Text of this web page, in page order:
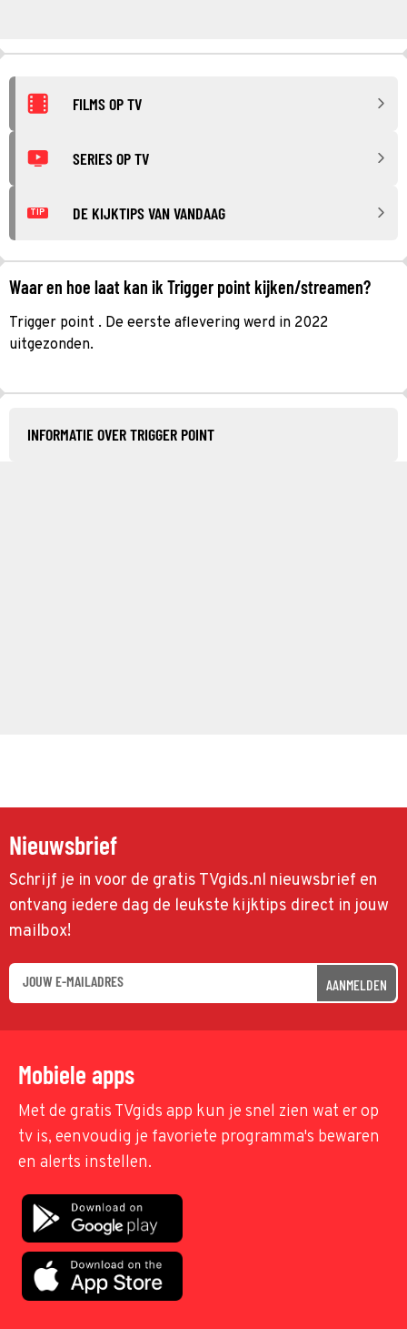
FILMS OP TV
SERIES OP TV
TIP DE KIJKTIPS VAN VANDAAG
Waar en hoe laat kan ik Trigger point kijken/streamen?
Trigger point . De eerste aflevering werd in 2022
uitgezonden.
INFORMATIE OVER TRIGGER POINT
Nieuwsbrief
Schrijf je in voor de gratis TVgids.nl nieuwsbrief en
ontvang iedere dag de leukste kijktips direct in jouw
mailbox!
AANMELDEN
Mobiele apps
Met de gratis TVgids app kun je snel zien wat er op
tv is, eenvoudig je favoriete programma's bewaren
en alerts instellen.